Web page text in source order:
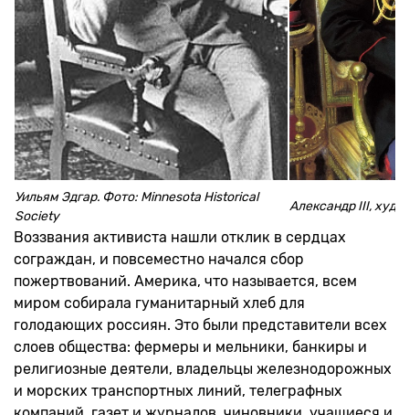
Уильям Эдгар. Фото: Minnesota Historical
Society
Александр ІІІ,
Воззвания активиста нашли отклик в сердцах
сограждан, и повсеместно начался сбор
пожертвований. Америка, что называется, всем
миром собирала гуманитарный хлеб для
голодающих россиян. Это были представители всех
слоев общества: фермеры и мельники, банкиры и
религиозные деятели, владельцы железнодорожных
и морских транспортных линий, телеграфных